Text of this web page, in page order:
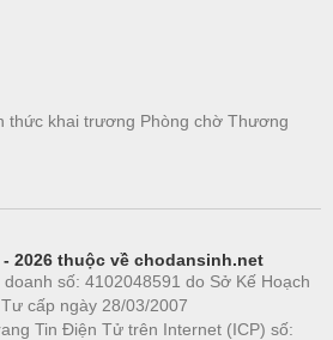
thức khai trương Phòng chờ Thương
- 2026 thuộc về chodansinh.net
số: 4102048591 do Sở Kế Hoạch
cấp ngày 28/03/2007
Tin Điện Tử trên Internet (ICP) số: